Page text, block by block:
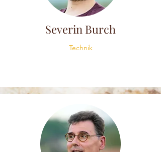
Severin Burch
Technik